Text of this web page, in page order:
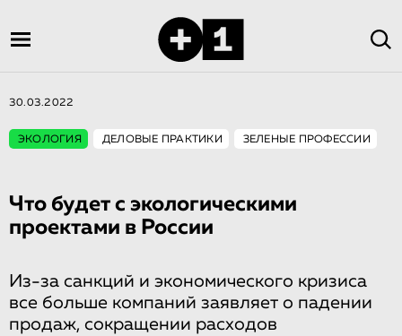
30.03.2022
ЭКОЛОГИЯ ДЕЛОВЫЕ ПРАКТИКИ ЗЕЛЕНЫЕ ПРОФЕССИИ
Что будет с экологическими
проектами в России
Из-за санкций и экономического кризиса
все больше компаний заявляет о падении
продаж, сокращении расходов